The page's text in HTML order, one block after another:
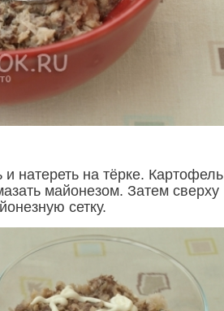
натереть на тёрке. Картофель
майонезом. Затем сверху
сетку.